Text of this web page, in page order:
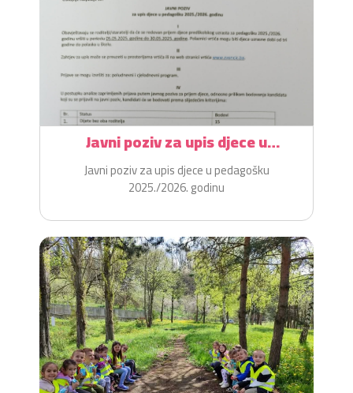
Javni poziv za upis djece u
pedagošku 2025./2026. godinu
Javni poziv za upis djece u pedagošku
2025./2026. godinu